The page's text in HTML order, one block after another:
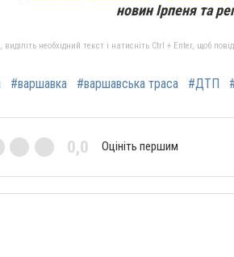
новин Ірпеня та
необхідний текст і натисніть Ctrl + Enter, щоб
#варшавка #варшавська траса #ДТП
0,0 Оцініть першим